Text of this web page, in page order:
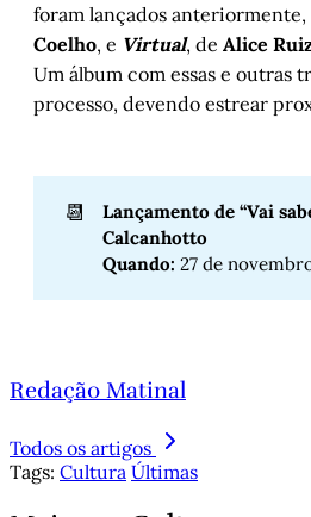
foram lançados anteriormente,
Coelho, e Virtual, de Alice
Um álbum com essas e outras
processo, devendo estrear
📆
Lançamento de “Vai
Calcanhotto
Quando: 27 de
Redação Matinal
Todos os artigos
Tags: Cultura Últimas